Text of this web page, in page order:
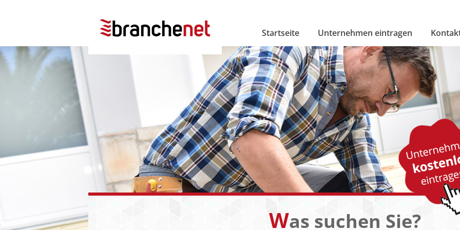
Startseite Unternehmen eintragen
Was suchen Sie?